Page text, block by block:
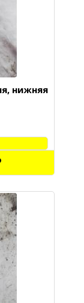
нижняя